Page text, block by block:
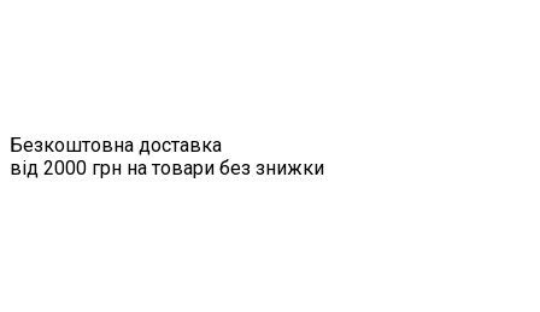
Безкоштовна доставка
від 2000 грн на товари без знижки